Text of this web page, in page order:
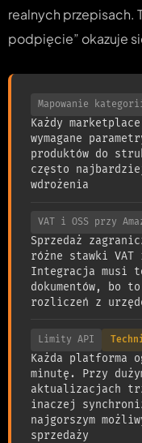
realnych przepisach.
podpięcie” okazuje
Mapowanie
Każdy
wymagane
produktów do
często
wdrożenia
VAT i OSS przy
Sprzedaż
różne stawki
Integracja musi
dokumentów, bo
rozliczeń z
Limity API
Każda platforma
minutę. Przy
aktualizacjach
inaczej
najgorszym
sprzedaży